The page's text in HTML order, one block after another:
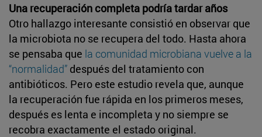
Una recuperación completa podría tardar años
Otro hallazgo interesante consistió en observar que
la microbiota no se recupera del todo. Hasta ahora
se pensaba que la comunidad microbiana vuelve a la
“normalidad” después del tratamiento con
antibióticos. Pero este estudio revela que, aunque
la recuperación fue rápida en los primeros meses,
después es lenta e incompleta y no siempre se
recobra exactamente el estado original.